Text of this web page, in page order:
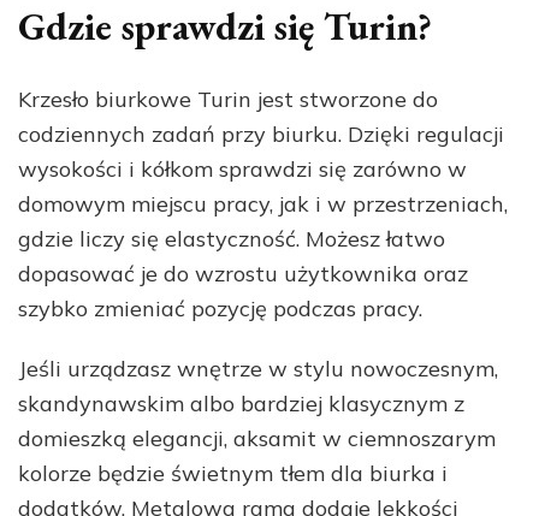
Gdzie sprawdzi się Turin?
Krzesło biurkowe Turin jest stworzone do
codziennych zadań przy biurku. Dzięki regulacji
wysokości i kółkom sprawdzi się zarówno w
domowym miejscu pracy, jak i w przestrzeniach,
gdzie liczy się elastyczność. Możesz łatwo
dopasować je do wzrostu użytkownika oraz
szybko zmieniać pozycję podczas pracy.
Jeśli urządzasz wnętrze w stylu nowoczesnym,
skandynawskim albo bardziej klasycznym z
domieszką elegancji, aksamit w ciemnoszarym
kolorze będzie świetnym tłem dla biurka i
dodatków. Metalowa rama dodaje lekkości